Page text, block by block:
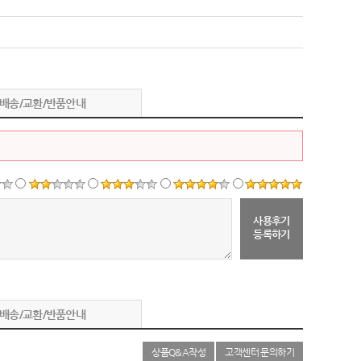
배송/교환/반품안내
사용후기
등록하기
배송/교환/반품안내
상품Q&A작성 고객센터 문의하기